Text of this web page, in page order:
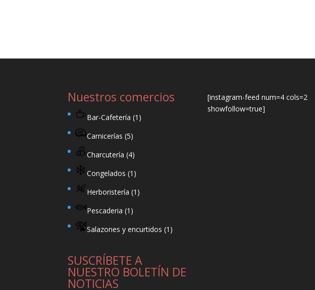
Nuestros comercios
Bar-Cafetería (1)
Carnicerías (5)
Charcutería (4)
Congelados (1)
Herboristería (1)
Pescaderia (1)
Salazones y encurtidos (1)
SUSCRÍBETE A
NUESTRO BOLETÍN DE
NOTICIAS
[instagram-feed num=4 cols=2
showfollow=true]